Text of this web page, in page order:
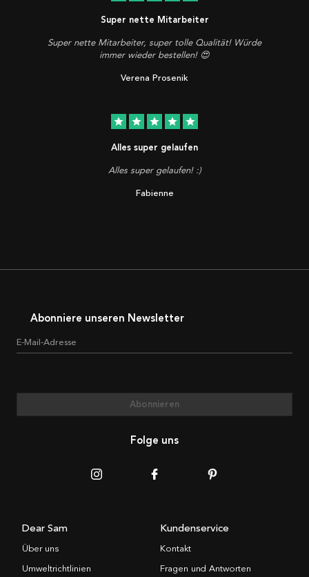
Super nette Mitarbeiter
Super nette Mitarbeiter, super tolle Qualität! Würde
immer wieder bestellen! 😍
Verena Prosenik
star star star star star
Alles super gelaufen
Alles super gelaufen! :)
Fabienne
Abonniere unseren Newsletter
E-Mail-Adresse
Abonnieren
Folge uns
Dear Sam
Über uns
Umweltrichtlinien
Kundenservice
Kontakt
Fragen und Antworten